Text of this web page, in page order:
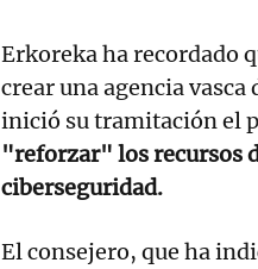
Erkoreka ha recordado
crear una agencia
inició su tramitación el
"reforzar" los recursos
ciberseguridad.
El consejero, que ha